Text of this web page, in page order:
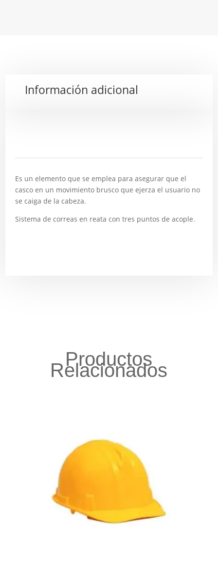
Información adicional
Es un elemento que se emplea para asegurar que el
casco en un movimiento brusco que ejerza el usuario no
se caiga de la cabeza.
Sistema de correas en reata con tres puntos de acople.
Productos
Relacionados